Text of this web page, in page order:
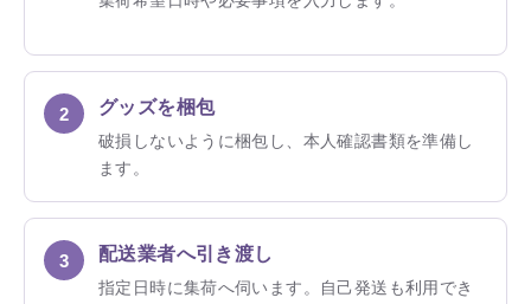
グッズを梱包
破損しないように梱包し、本人確認書類を準備し
ます。
配送業者へ引き渡し
指定日時に集荷へ伺います。自己発送も利用でき